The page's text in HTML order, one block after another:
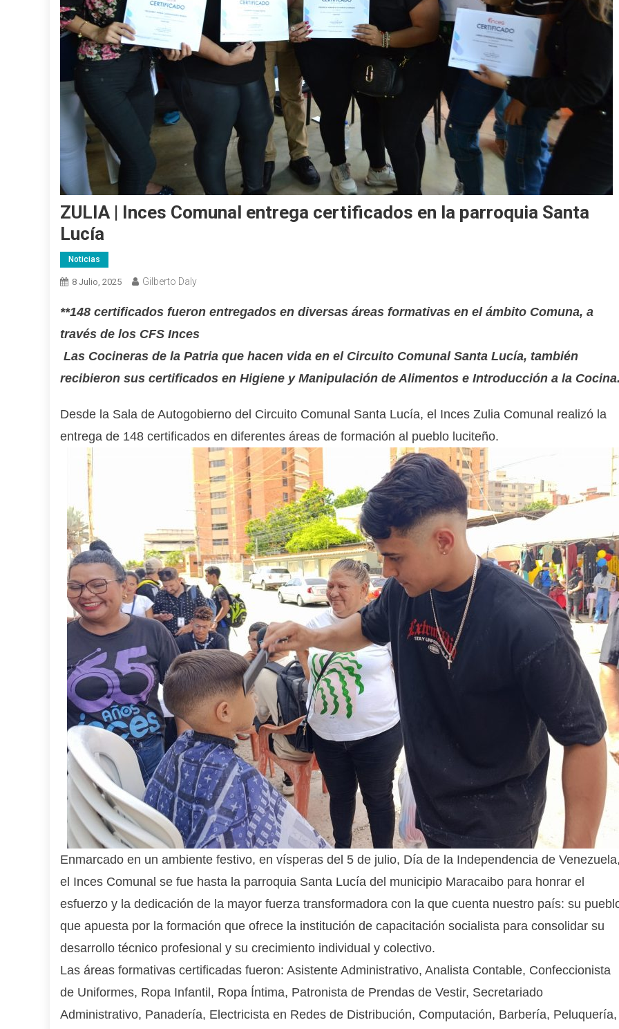
ZULIA | Inces Comunal entrega certificados en la parroquia Santa
Lucía
Noticias
8 Julio, 2025 Gilberto Daly
**148 certificados fueron entregados en diversas áreas formativas en el ámbito Comuna, a
través de los CFS Inces
Las Cocineras de la Patria que hacen vida en el Circuito Comunal Santa Lucía, también
recibieron sus certificados en Higiene y Manipulación de Alimentos e Introducción a la
Desde la Sala de Autogobierno del Circuito Comunal Santa Lucía, el Inces Zulia Comunal realizó la
entrega de 148 certificados en diferentes áreas de formación al pueblo luciteño.
Enmarcado en un ambiente festivo, en vísperas del 5 de julio, Día de la Independencia de
el Inces Comunal se fue hasta la parroquia Santa Lucía del municipio Maracaibo para honrar el
esfuerzo y la dedicación de la mayor fuerza transformadora con la que cuenta nuestro país: su
que apuesta por la formación que ofrece la institución de capacitación socialista para consolidar su
desarrollo técnico profesional y su crecimiento individual y colectivo.
Las áreas formativas certificadas fueron: Asistente Administrativo, Analista Contable, Confeccionista
de Uniformes, Ropa Infantil, Ropa Íntima, Patronista de Prendas de Vestir, Secretariado
Administrativo, Panadería, Electricista en Redes de Distribución, Computación, Barbería, Peluquería,